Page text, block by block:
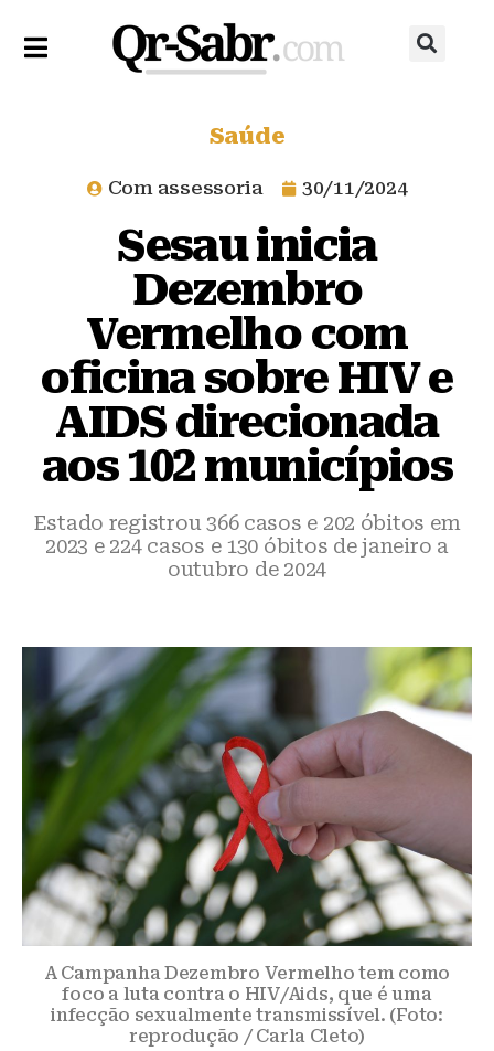
Saúde
Com assessoria 30/11/2024
Sesau inicia
Dezembro
Vermelho com
oficina sobre HIV e
AIDS direcionada
aos 102 municípios
Estado registrou 366 casos e 202 óbitos em
2023 e 224 casos e 130 óbitos de janeiro a
outubro de 2024
A Campanha Dezembro Vermelho tem como
foco a luta contra o HIV/Aids, que é uma
infecção sexualmente transmissível. (Foto:
reprodução / Carla Cleto)